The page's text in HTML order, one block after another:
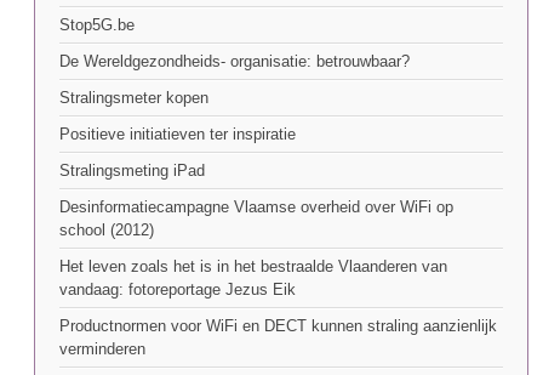
Stop5G.be
De Wereldgezondheids- organisatie: betrouwbaar?
Stralingsmeter kopen
Positieve initiatieven ter inspiratie
Stralingsmeting iPad
Desinformatiecampagne Vlaamse overheid over WiFi op
school (2012)
Het leven zoals het is in het bestraalde Vlaanderen van
vandaag: fotoreportage Jezus Eik
Productnormen voor WiFi en DECT kunnen straling aanzienlijk
verminderen